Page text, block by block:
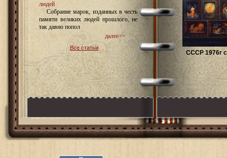
людей
Собрание марок, изданных в честь
памяти великих людей прошлого, не
так давно попол
далее>>
Все статьи
СССР 1976г